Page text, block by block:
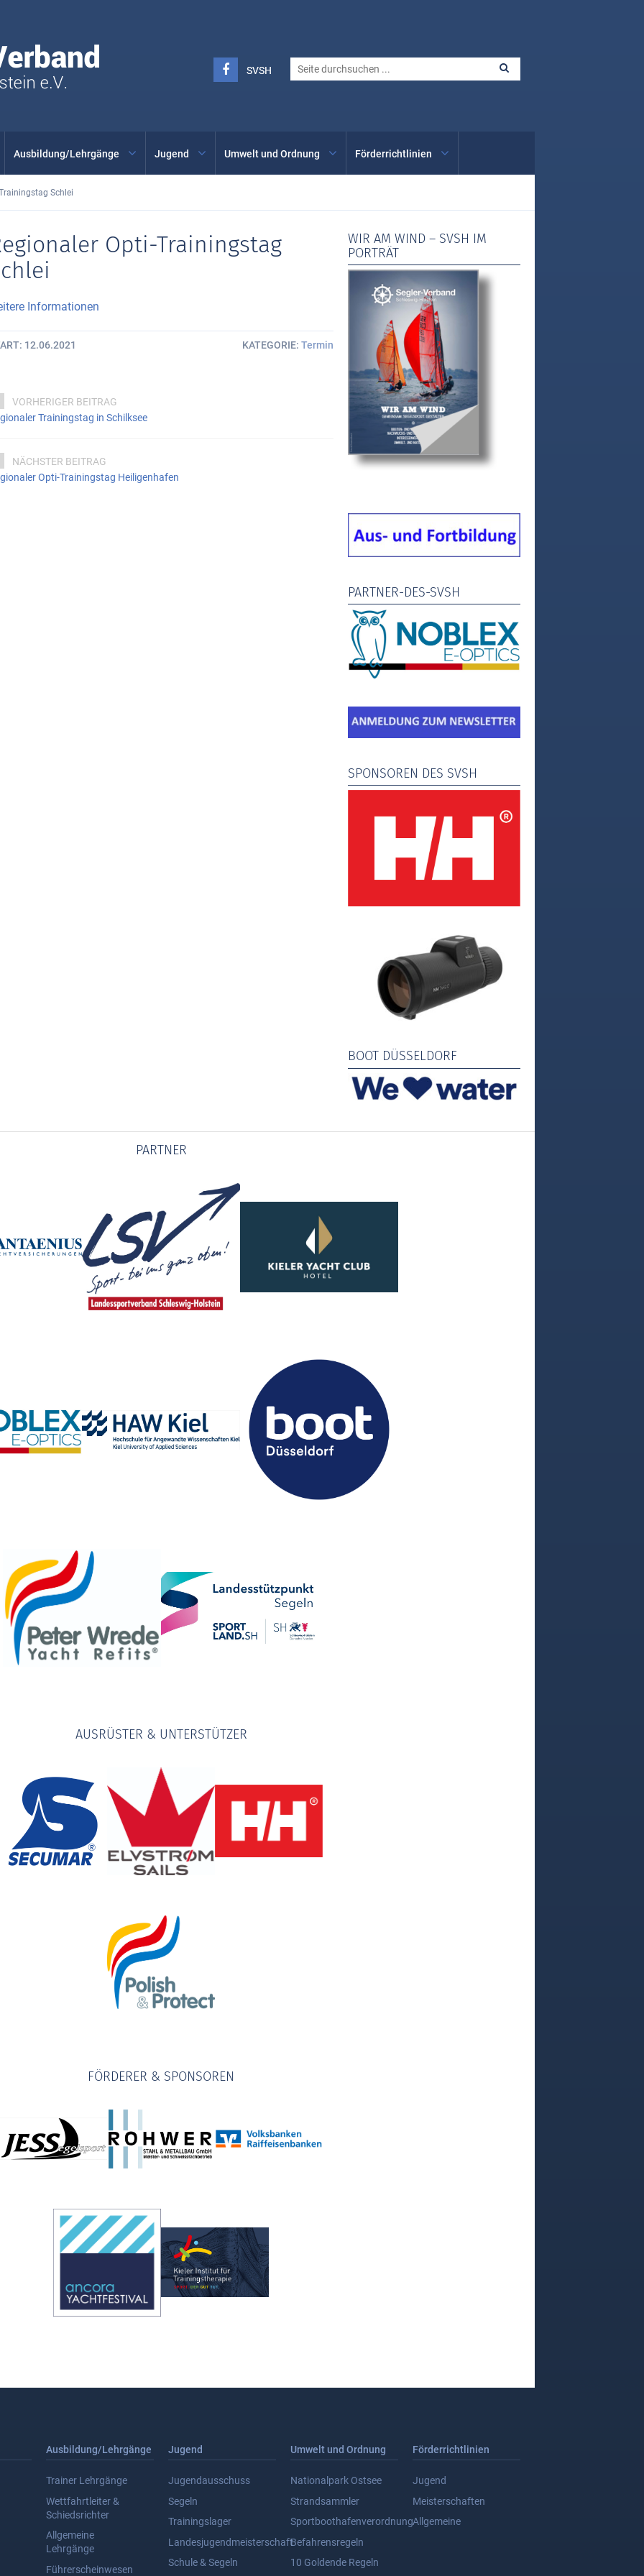
SVSH
FACEBOOK
SVSH
Ausbildung/Lehrgänge Jugend Umwelt und Ordnung Förderrichtlinien
Schlei
Opti-Trainingstag
Informationen
12.06.2021 KATEGORIE Termin
VORHERIGER BEITRAG
Trainingstag in Schilksee
NÄCHSTER BEITRAG
Opti-Trainingstag Heiligenhafen
WIR AM WIND – SVSH IM
PORTRÄT
PARTNER-DES-SVSH
SPONSOREN DES SVSH
BOOT DÜSSELDORF
PARTNER
AUSRÜSTER & UNTERSTÜTZER
FÖRDERER & SPONSOREN
Ausbildung/Lehrgänge
Trainer Lehrgänge
Wettfahrtleiter &
Schiedsrichter
Allgemeine
Lehrgänge
Führerscheinwesen
Jugend
Jugendausschuss
Segeln
Trainingslager
Landesjugendmeisterschaft
Schule & Segeln
Umwelt und Ordnung
Nationalpark Ostsee
Strandsammler
Sportboothafenverordnung
Befahrensregeln
10 Goldende Regeln
Förderrichtlinien
Jugend
Meisterschaften
Allgemeine